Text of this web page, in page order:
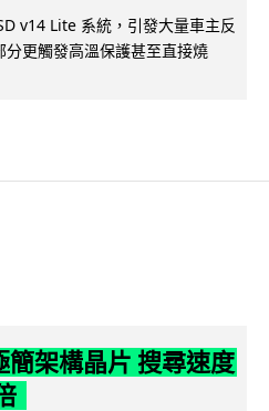
v14 Lite 系統，引發大量車主反
更觸發高溫保護甚至直接燒
架構晶片 搜尋速度